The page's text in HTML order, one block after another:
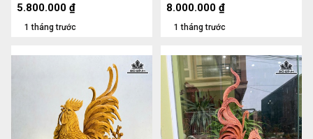
1 tháng trước
5.800.000 ₫
1 tháng trước
8.000.000 ₫